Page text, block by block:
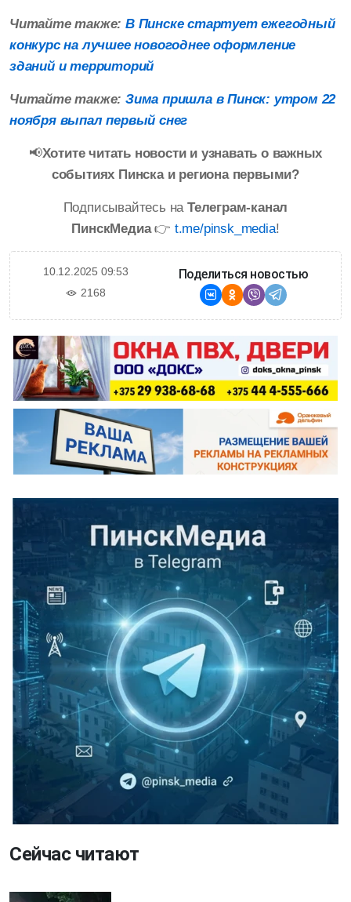
Читайте также:В Пинске стартует ежегодный
конкурс на лучшее новогоднее оформление
зданий и территорий
Читайте также:Зима пришла в Пинск: утром 22
ноября выпал первый снег
📢Хотите читать новости и узнавать о важных
событиях Пинска и региона первыми?
Подписывайтесь наТелеграм-канал
ПинскМедиа👉 t.me/pinsk_media!
10.12.2025 09:53
2168
Поделиться новостью
Сейчас читают